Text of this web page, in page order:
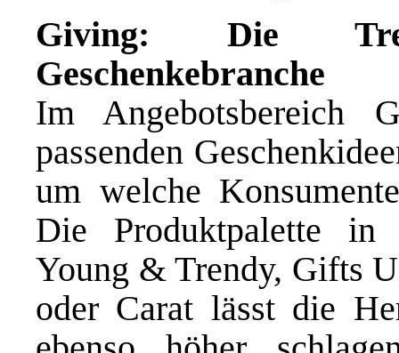
Giving: Die
Geschenkebranche
Im Angebotsbereich
passenden
um welche
Die Produktpalette in
Young & Trendy, Gifts
oder Carat lässt die